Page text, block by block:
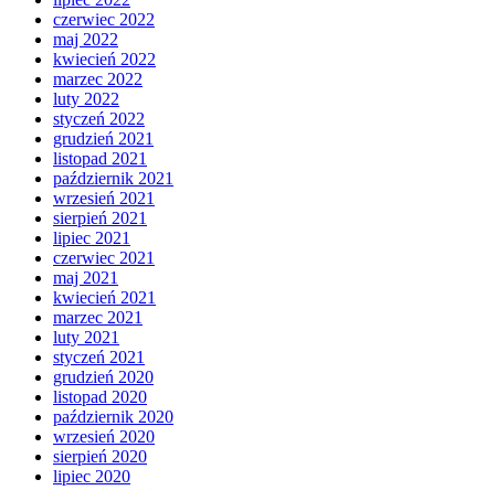
czerwiec 2022
maj 2022
kwiecień 2022
marzec 2022
luty 2022
styczeń 2022
grudzień 2021
listopad 2021
październik 2021
wrzesień 2021
sierpień 2021
lipiec 2021
czerwiec 2021
maj 2021
kwiecień 2021
marzec 2021
luty 2021
styczeń 2021
grudzień 2020
listopad 2020
październik 2020
wrzesień 2020
sierpień 2020
lipiec 2020